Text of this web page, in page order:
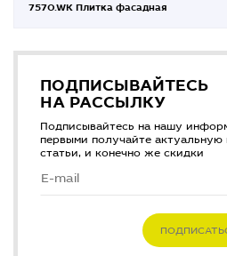
7570.WK Плитка фасадная
ПОДПИСЫВАЙТЕСЬ
НА РАССЫЛКУ
Подписывайтесь на нашу
первыми получайте
статьи, и конечно же скидки